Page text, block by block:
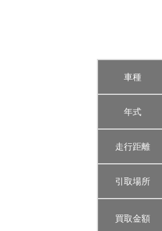
車種
年式
走行距離
引取場所
買取金額